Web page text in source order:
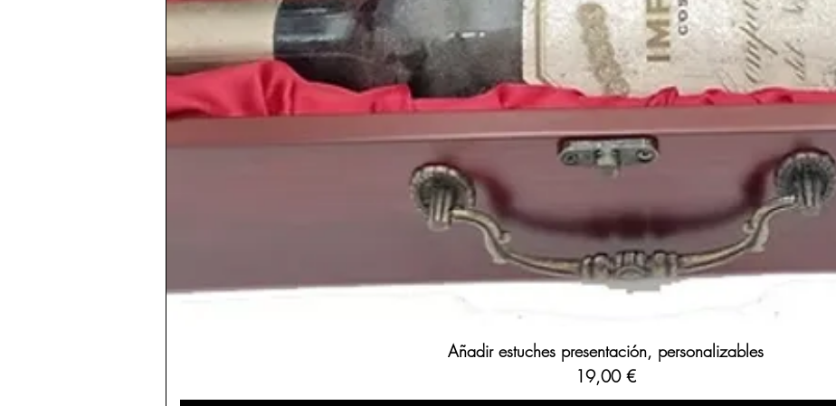
Añadir estuches presentación, personalizables
Precio
19,00 €